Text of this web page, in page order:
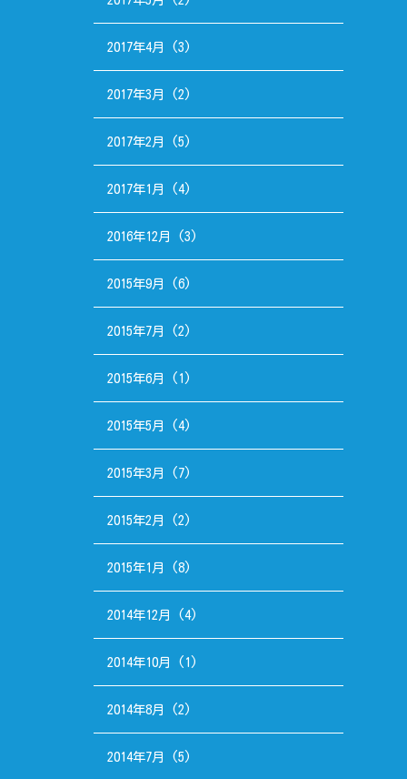
2017年4月 (3)
2017年3月 (2)
2017年2月 (5)
2017年1月 (4)
2016年12月 (3)
2015年9月 (6)
2015年7月 (2)
2015年6月 (1)
2015年5月 (4)
2015年3月 (7)
2015年2月 (2)
2015年1月 (8)
2014年12月 (4)
2014年10月 (1)
2014年8月 (2)
2014年7月 (5)